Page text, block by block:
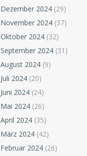
Dezember 2024 (29)
November 2024 (37)
Oktober 2024 (32)
September 2024 (31)
August 2024 (9)
Juli 2024 (20)
Juni 2024 (24)
Mai 2024 (26)
April 2024 (35)
März 2024 (42)
Februar 2024 (26)